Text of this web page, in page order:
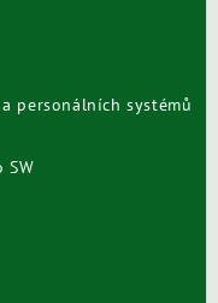
personálních systémů
SW